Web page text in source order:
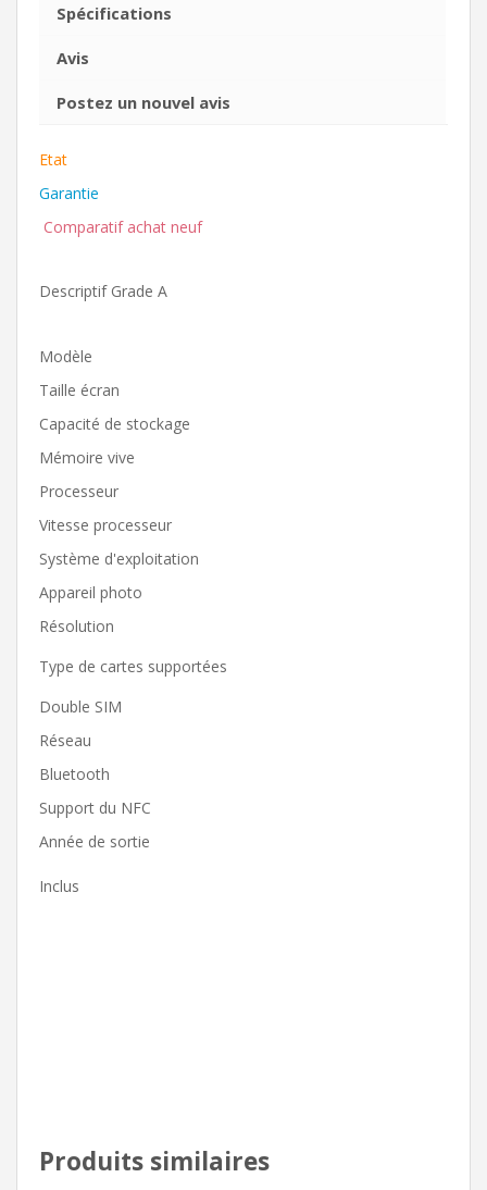
Spécifications
Avis
Postez un nouvel avis
Etat
Garantie
Comparatif achat neuf
Descriptif Grade A
Modèle
Taille écran
Capacité de stockage
Mémoire vive
Processeur
Vitesse processeur
Système d'exploitation
Appareil photo
Résolution
Type de cartes supportées
Double SIM
Réseau
Bluetooth
Support du NFC
Année de sortie
Inclus
Produits similaires